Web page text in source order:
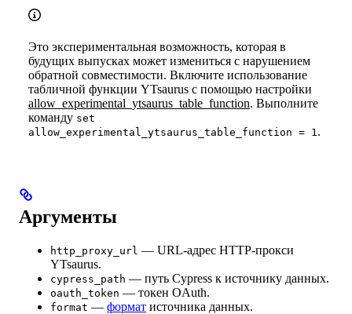
Это экспериментальная возможность, которая в
будущих выпусках может измениться с нарушением
обратной совместимости. Включите использование
табличной функции YTsaurus с помощью настройки
allow_experimental_ytsaurus_table_function. Выполните
команду set
allow_experimental_ytsaurus_table_function = 1.
Аргументы
http_proxy_url — URL-адрес HTTP-прокси
YTsaurus.
cypress_path — путь Cypress к источнику данных.
oauth_token — токен OAuth.
format — формат источника данных.